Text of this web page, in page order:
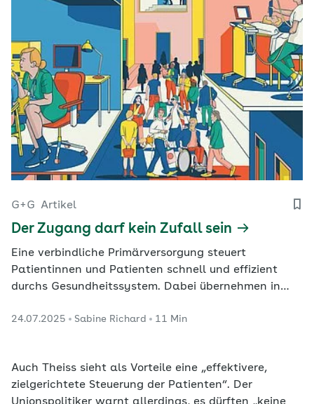
G+G Artikel
Der Zugang darf kein Zufall sein
Eine verbindliche Primärversorgung steuert
Patientinnen und Patienten schnell und effizient
durchs Gesundheitssystem. Dabei übernehmen in
Gesundheitsberufe ihren Teil des
24.07.2025 Sabine Richard 11 Min
Auch Theiss sieht als Vorteile eine „effektivere,
zielgerichtete Steuerung der Patienten“. Der